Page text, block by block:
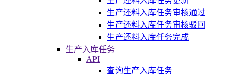
生产还料入库任务审核通过
生产还料入库任务审核驳回
生产还料入库任务完成
生产入库任务
API
查询生产入库任务